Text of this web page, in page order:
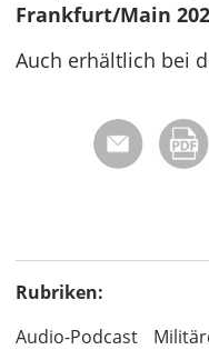
Frankfurt/Main
Auch erhältlich bei
Rubriken:
Audio-Podcast